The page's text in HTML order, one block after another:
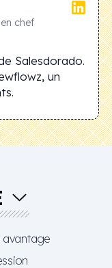
chef
Salesdorado.
un